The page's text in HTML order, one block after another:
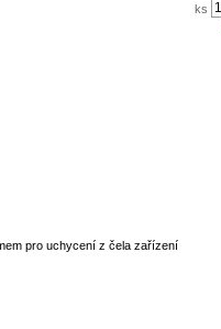
ks
pro uchycení z čela zařízení